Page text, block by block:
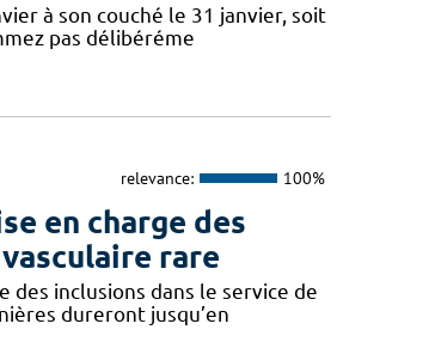
à son couché le 31 janvier, soit
pas délibéréme
relevance: 100%
en charge des
rare
des inclusions dans le service de
dureront jusqu’en